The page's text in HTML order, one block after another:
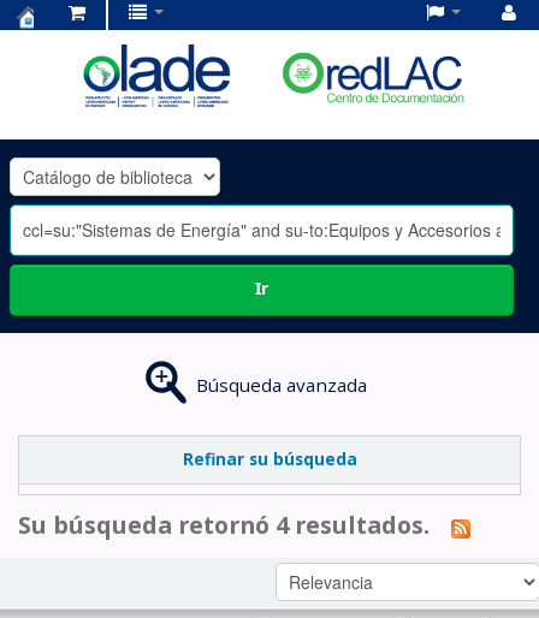
OLADE
-
Ir
Búsqueda avanzada
Refinar su búsqueda
Su búsqueda retornó 4 resultados.